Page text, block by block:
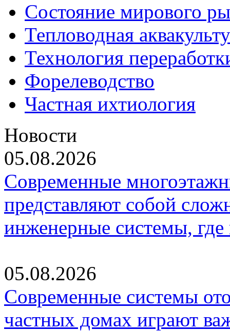
Состояние мирового
Тепловодная
Технология
Форелеводство
Частная ихтиология
Новости
05.08.2026
Современные
представляют собой
инженерные системы,
05.08.2026
Современные системы
частных домах играют